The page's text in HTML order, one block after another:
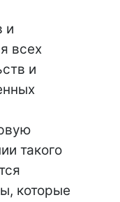
и
всех
и
такого
которые